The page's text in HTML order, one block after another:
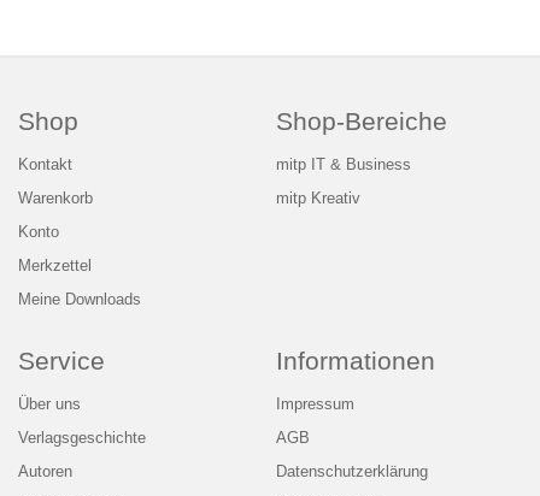
Shop
Kontakt
Warenkorb
Konto
Merkzettel
Meine Downloads
Shop-Bereiche
mitp IT & Business
mitp Kreativ
Service
Über uns
Verlagsgeschichte
Autoren
Informationen
Impressum
AGB
Datenschutzerklärung